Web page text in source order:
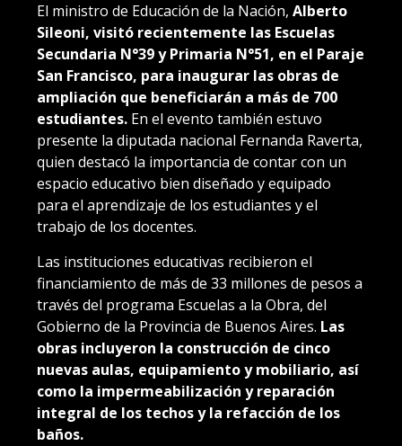
El ministro de Educación de la Nación, Alberto
Sileoni, visitó recientemente las Escuelas
Secundaria N°39 y Primaria N°51, en el Paraje
San Francisco, para inaugurar las obras de
ampliación que beneficiarán a más de 700
estudiantes. En el evento también estuvo
presente la diputada nacional Fernanda Raverta,
quien destacó la importancia de contar con un
espacio educativo bien diseñado y equipado
para el aprendizaje de los estudiantes y el
trabajo de los docentes.
Las instituciones educativas recibieron el
financiamiento de más de 33 millones de pesos a
través del programa Escuelas a la Obra, del
Gobierno de la Provincia de Buenos Aires. Las
obras incluyeron la construcción de cinco
nuevas aulas, equipamiento y mobiliario, así
como la impermeabilización y reparación
integral de los techos y la refacción de los
baños.